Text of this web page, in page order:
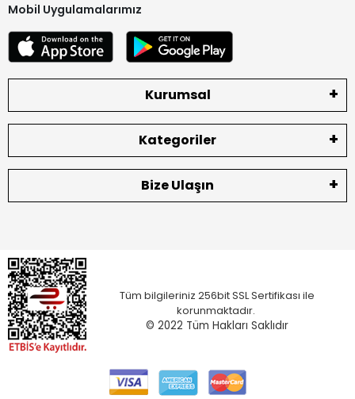
Mobil Uygulamalarımız
Kurumsal
Kategoriler
Bize Ulaşın
Tüm bilgileriniz 256bit SSL Sertifikası ile
korunmaktadır.
© 2022 Tüm Hakları Saklıdır